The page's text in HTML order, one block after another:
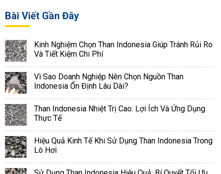
Bài Viết Gần Đây
Kinh Nghiệm Chọn Than Indonesia Giúp Tránh Rủi Ro
Và Tiết Kiệm Chi Phí
Vì Sao Doanh Nghiệp Nên Chọn Nguồn Than
Indonesia Ổn Định Lâu Dài?
Than Indonesia Nhiệt Trị Cao: Lợi Ích Và Ứng Dụng
Thực Tế
Hiệu Quả Kinh Tế Khi Sử Dụng Than Indonesia Trong
Lò Hơi